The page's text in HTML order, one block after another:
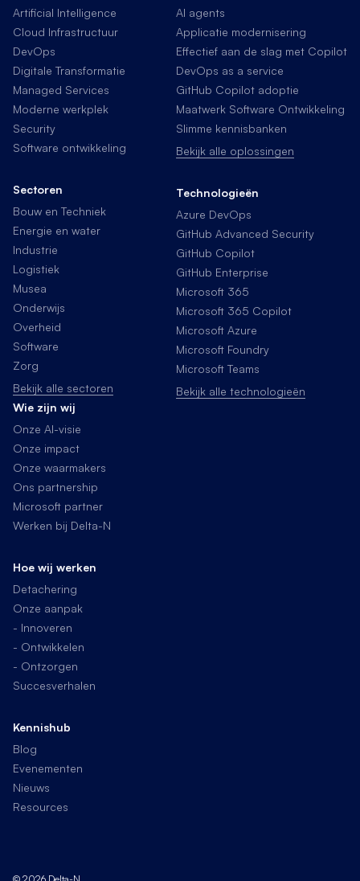
Artificial Intelligence
Cloud Infrastructuur
DevOps
Digitale Transformatie
Managed Services
Moderne werkplek
Security
Software ontwikkeling
Sectoren
Bouw en Techniek
Energie en water
Industrie
Logistiek
Musea
Onderwijs
Overheid
Software
Zorg
Bekijk alle sectoren
AI agents
Applicatie modernisering
Effectief aan de slag met Copilot
DevOps as a service
GitHub Copilot adoptie
Maatwerk Software Ontwikkeling
Slimme kennisbanken
Bekijk alle oplossingen
Technologieën
Azure DevOps
GitHub Advanced Security
GitHub Copilot
GitHub Enterprise
Microsoft 365
Microsoft 365 Copilot
Microsoft Azure
Microsoft Foundry
Microsoft Teams
Bekijk alle technologieën
Wie zijn wij
Onze AI-visie
Onze impact
Onze waarmakers
Ons partnership
Microsoft partner
Werken bij Delta-N
Hoe wij werken
Detachering
Onze aanpak
- Innoveren
- Ontwikkelen
- Ontzorgen
Succesverhalen
Kennishub
Blog
Evenementen
Nieuws
Resources